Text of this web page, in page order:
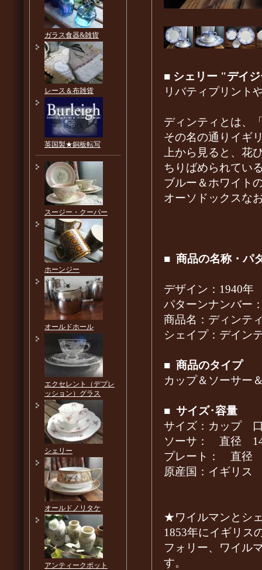
■ シェリー "デイ
リバティプリント
ディンティとは、
その名の通りイギ
上から見ると、花
ちりばめられてい
ブルー＆ホワイト
オーソドックスな
■ 商品の名称・パ
デザイン：1940年
パターンナンバー
商品名：ディンテ
シェイプ：デイン
■ 商品のタイプ
カップ＆ソーサー
■ サイズ･容量
サイズ：カップ
ソーサ： 直径
プレート： 直径
原産国：イギ
★ワイルマンとシ
1853年にイギリス
フォリー、ワイル
す。
ガラス食器&雑貨
レース＆布雑貨
英国製★銅板転写
スージー・クーパー
ホーンジー
オールドホール
エクセレント（デプレ
ッション）グラス
シェリー
オールドノリタケ
アンティークポット